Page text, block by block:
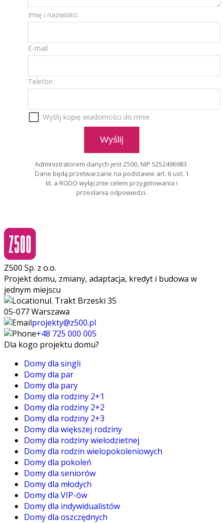
Imię i nazwisko:
E-mail
Telefon
Wyślij kopię wiadomości do mnie
Administratorem danych jest Z500, NIP 5252496983.
Dane będą przetwarzane na podstawie art. 6 ust. 1
lit. a RODO wyłącznie celem przygotowania i
przesłania odpowiedzi.
Z500 Sp. z o.o.
Projekt domu, zmiany, adaptacja, kredyt i budowa w
jednym miejscu
ul. Trakt Brzeski 35
05-077 Warszawa
projekty@z500.pl
+48 725 000 005
Dla kogo projektu domu?
Domy dla singli
Domy dla par
Domy dla pary
Domy dla rodziny 2+1
Domy dla rodziny 2+2
Domy dla rodziny 2+3
Domy dla większej rodziny
Domy dla rodziny wielodzietnej
Domy dla rodzin wielopokoleniowych
Domy dla pokoleń
Domy dla seniorów
Domy dla młodych
Domy dla VIP-ów
Domy dla indywidualistów
Domy dla oszczędnych